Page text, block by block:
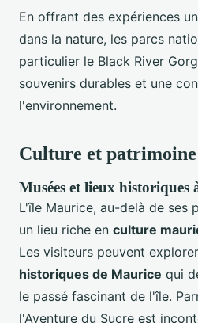
En offrant des expériences
dans la nature, les parcs
particulier le Black River
souvenirs durables et une
l'environnement.
Culture et
Musées et lieux historiques
L'île Maurice, au-delà de ses
un lieu riche en culture
Les visiteurs peuvent
historiques de Maurice qui
le passé fascinant de l'île.
l'Aventure du Sucre est